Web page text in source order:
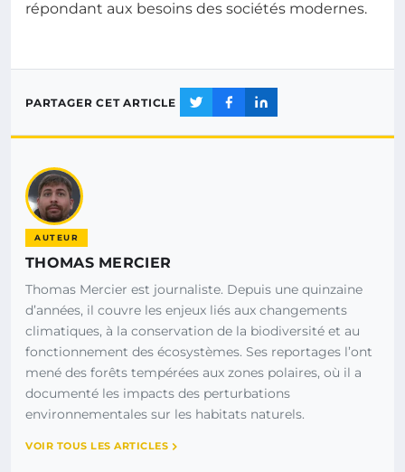
répondant aux besoins des sociétés modernes.
PARTAGER CET ARTICLE
AUTEUR
THOMAS MERCIER
Thomas Mercier est journaliste. Depuis une quinzaine
d’années, il couvre les enjeux liés aux changements
climatiques, à la conservation de la biodiversité et au
fonctionnement des écosystèmes. Ses reportages l’ont
mené des forêts tempérées aux zones polaires, où il a
documenté les impacts des perturbations
environnementales sur les habitats naturels.
VOIR TOUS LES ARTICLES